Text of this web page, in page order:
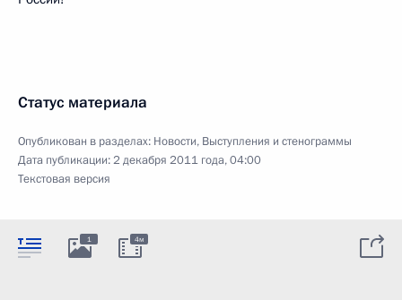
Статус материала
Опубликован в разделах: Новости, Выступления и стенограммы
Дата публикации:2 декабря 2011 года, 04:00
Текстовая версия
1 4м